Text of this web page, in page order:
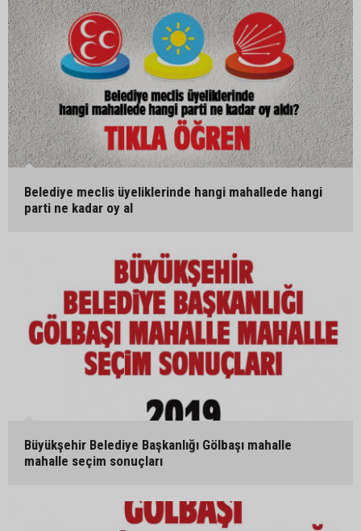
Belediye meclis üyeliklerinde hangi mahallede hangi
parti ne kadar oy al
Büyükşehir Belediye Başkanlığı Gölbaşı mahalle
mahalle seçim sonuçları